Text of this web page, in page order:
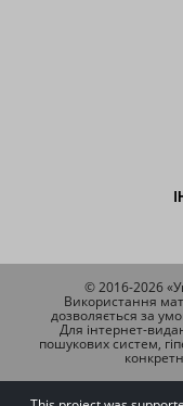
© 2016-2026
Використання
дозволяється за
Для інтернет-
пошукових систем,